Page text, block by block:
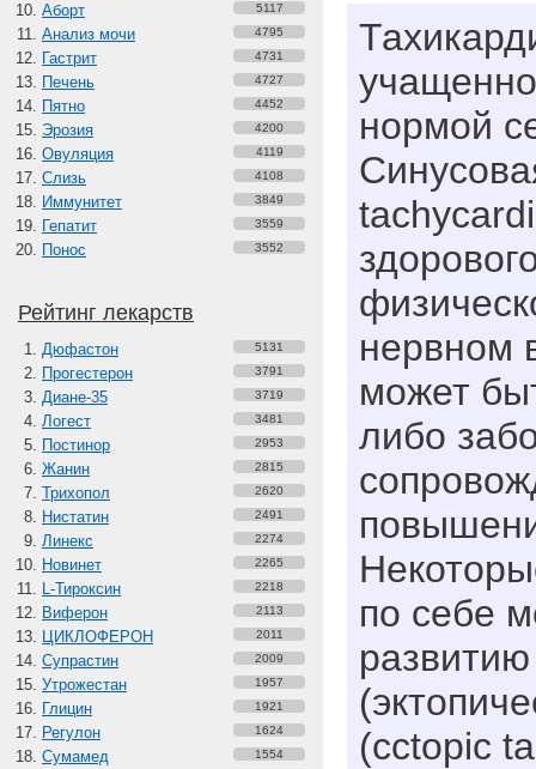
Аборт 5117
Анализ мочи 4795
Гастрит 4731
Печень 4727
Пятно 4452
Эрозия 4200
Овуляция 4119
Слизь 4108
Иммунитет 3849
Гепатит 3559
Понос 3552
Рейтинг лекарств
Дюфастон 5131
Прогестерон 3791
Диане-35 3719
Логест 3481
Постинор 2953
Жанин 2815
Трихопол 2620
Нистатин 2491
Линекс 2274
Новинет 2265
L-Тироксин 2218
Виферон 2113
ЦИКЛОФЕРОН 2011
Супрастин 2009
Утрожестан 1957
Глицин 1921
Регулон 1624
Сумамед 1554
нормой
нервном
может
либо
по себе
(cctopic